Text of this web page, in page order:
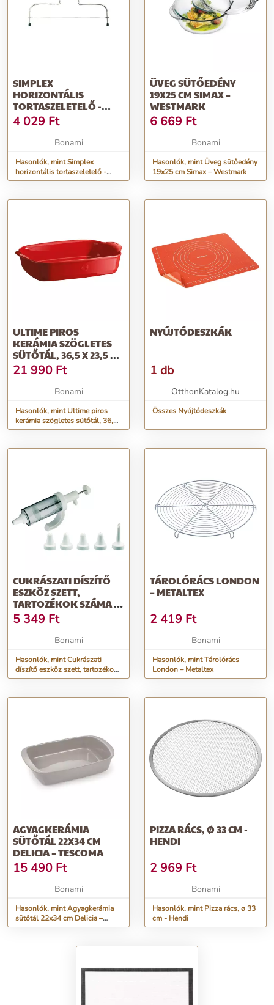
SIMPLEX
HORIZONTÁLIS
TORTASZELETELŐ -
WESTMARK
4 029 Ft
Bonami
Hasonlók, mint Simplex
horizontális tortaszeletelő -
Westmark
ÜVEG SÜTŐEDÉNY
19X25 CM SIMAX –
WESTMARK
6 669 Ft
Bonami
Hasonlók, mint Üveg sütőedény
19x25 cm Simax – Westmark
ULTIME PIROS
KERÁMIA SZÖGLETES
SÜTŐTÁL, 36,5 X 23,5 CM
- EMILE HENRY
21 990 Ft
Bonami
Hasonlók, mint Ultime piros
kerámia szögletes sütőtál, 36,5
x 23,5 cm - Emile Henry
NYÚJTÓDESZKÁK
1 db
OtthonKatalog.hu
Összes Nyújtódeszkák
CUKRÁSZATI DÍSZÍTŐ
ESZKÖZ SZETT,
TARTOZÉKOK SZÁMA 5
DB – WESTMARK
5 349 Ft
Bonami
Hasonlók, mint Cukrászati
díszítő eszköz szett, tartozékok
száma 5 db – Westmark
TÁROLÓRÁCS LONDON
– METALTEX
2 419 Ft
Bonami
Hasonlók, mint Tárolórács
London – Metaltex
AGYAGKERÁMIA
SÜTŐTÁL 22X34 CM
DELICIA – TESCOMA
15 490 Ft
Bonami
Hasonlók, mint Agyagkerámia
sütőtál 22x34 cm Delicia –
Tescoma
PIZZA RÁCS, Ø 33 CM -
HENDI
2 969 Ft
Bonami
Hasonlók, mint Pizza rács, ø 33
cm - Hendi